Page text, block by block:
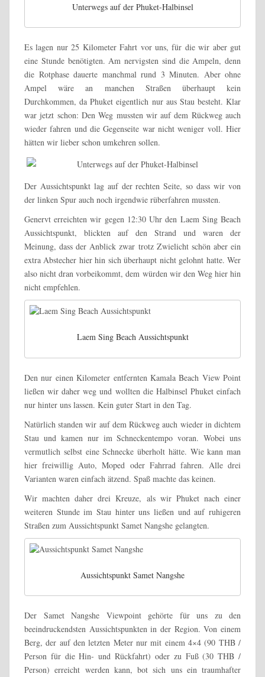
Unterwegs auf der Phuket-Halbinsel
Es lagen nur 25 Kilometer Fahrt vor uns, für die wir aber gut
eine Stunde benötigten. Am nervigsten sind die Ampeln, denn
die Rotphase dauerte manchmal rund 3 Minuten. Aber ohne
Ampel wäre an manchen Straßen überhaupt kein
Durchkommen, da Phuket eigentlich nur aus Stau besteht. Klar
war jetzt schon: Den Weg mussten wir auf dem Rückweg auch
wieder fahren und die Gegenseite war nicht weniger voll. Hier
hätten wir lieber schon umkehren sollen.
Der Aussichtspunkt lag auf der rechten Seite, so dass wir von
der linken Spur auch noch irgendwie rüberfahren mussten.
Genervt erreichten wir gegen 12:30 Uhr den Laem Sing Beach
Aussichtspunkt, blickten auf den Strand und waren der
Meinung, dass der Anblick zwar trotz Zwielicht schön aber ein
extra Abstecher hier hin sich überhaupt nicht gelohnt hatte. Wer
also nicht dran vorbeikommt, dem würden wir den Weg hier hin
nicht empfehlen.
Laem Sing Beach Aussichtspunkt
Den nur einen Kilometer entfernten Kamala Beach View Point
ließen wir daher weg und wollten die Halbinsel Phuket einfach
nur hinter uns lassen. Kein guter Start in den Tag.
Natürlich standen wir auf dem Rückweg auch wieder in dichtem
Stau und kamen nur im Schneckentempo voran. Wobei uns
vermutlich selbst eine Schnecke überholt hätte. Wie kann man
hier freiwillig Auto, Moped oder Fahrrad fahren. Alle drei
Varianten waren einfach ätzend. Spaß machte das keinen.
Wir machten daher drei Kreuze, als wir Phuket nach einer
weiteren Stunde im Stau hinter uns ließen und auf ruhigeren
Straßen zum Aussichtspunkt Samet Nangshe gelangten.
Aussichtspunkt Samet Nangshe
Der Samet Nangshe Viewpoint gehörte für uns zu den
beeindruckendsten Aussichtspunkten in der Region. Von einem
Berg, der auf den letzten Meter nur mit einem 4×4 (90 THB /
Person für die Hin- und Rückfahrt) oder zu Fuß (30 THB /
Person) erreicht werden kann, bot sich uns ein traumhafter